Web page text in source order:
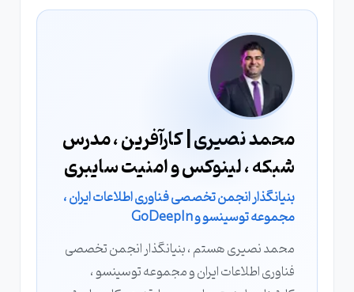
محمد نصیری | کارآفرین ، مدرس
شبکه ، لینوکس و امنیت سایبری
بنیانگذار انجمن تخصصی فناوری اطلاعات ایران ،
مجموعه توسینسو و GoDeepIn
محمد نصیری هستم ، بنیانگذار انجمن تخصصی
فناوری اطلاعات ایران و مجموعه توسینسو ،